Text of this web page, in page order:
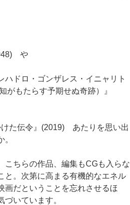
や
ハドロ・ゴンザレス・イニャリト
がもたらす予期せぬ奇跡）』
た伝令』(2019) あたりを思い出
こちらの作品、編集もCGも入らな
と。次第に高まる有機的なエネル
画だということを忘れさせるほ
いています。